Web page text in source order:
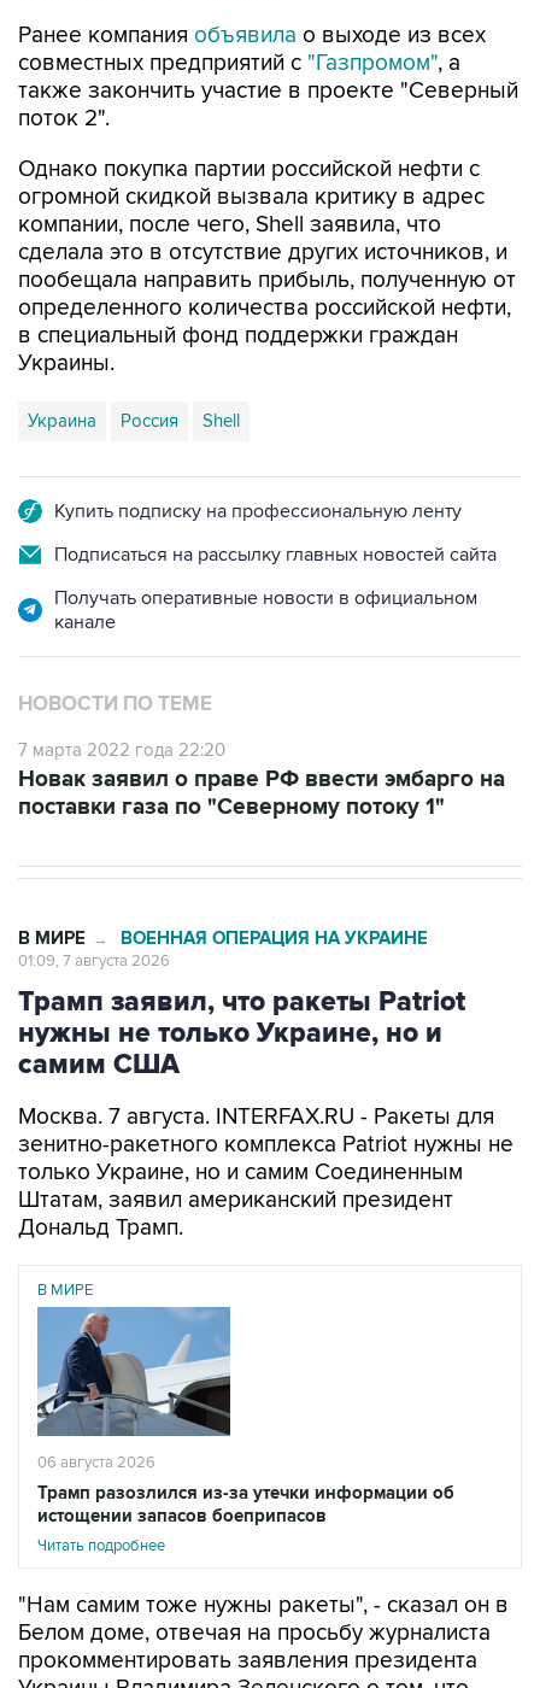
Ранее компания объявила о выходе из всех
совместных предприятий с "Газпромом", а
также закончить участие в проекте "Северный
поток 2".
Однако покупка партии российской нефти с
огромной скидкой вызвала критику в адрес
компании, после чего, Shell заявила, что
сделала это в отсутствие других источников, и
пообещала направить прибыль, полученную от
определенного количества российской нефти,
в специальный фонд поддержки граждан
Украины.
Украина Россия Shell
Купить подписку на профессиональную ленту
Подписаться на рассылку главных новостей сайта
Получать оперативные новости в официальном
канале
НОВОСТИ ПО ТЕМЕ
7 марта 2022 года 22:20
Новак заявил о праве РФ ввести эмбарго на
поставки газа по "Северному потоку 1"
В МИРЕ → ВОЕННАЯ ОПЕРАЦИЯ НА УКРАИНЕ
01:09, 7 августа 2026
Трамп заявил, что ракеты Patriot
нужны не только Украине, но и
самим США
Москва. 7 августа. INTERFAX.RU - Ракеты для
зенитно-ракетного комплекса Patriot нужны не
только Украине, но и самим Соединенным
Штатам, заявил американский президент
Дональд Трамп.
В МИРЕ
06 августа 2026
Трамп разозлился из-за утечки информации об
истощении запасов боеприпасов
Читать подробнее
"Нам самим тоже нужны ракеты", - сказал он в
Белом доме, отвечая на просьбу журналиста
прокомментировать заявления президента